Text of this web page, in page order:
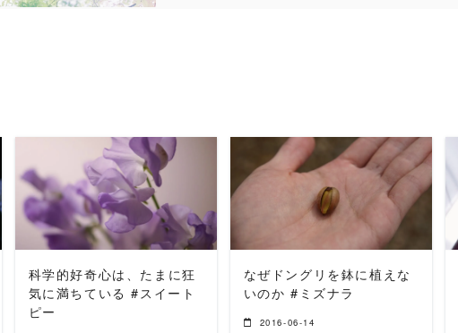
READ MORE
科学的好奇心は、たまに狂
気に満ちている #スイート
ピー
READ MORE
なぜドングリを鉢に植えな
いのか #ミズナラ
2016-06-14